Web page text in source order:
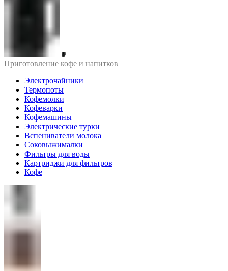
Приготовление кофе и напитков
Электрочайники
Термопоты
Кофемолки
Кофеварки
Кофемашины
Электрические турки
Вспениватели молока
Соковыжималки
Фильтры для воды
Картриджи для фильтров
Кофе